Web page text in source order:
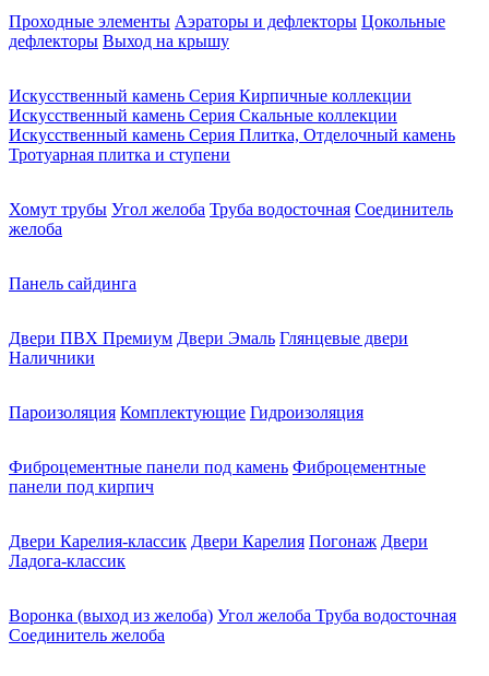
Проходные элементы Аэраторы и дефлекторы Цокольные
дефлекторы Выход на крышу
Искусственный камень Серия Кирпичные коллекции
Искусственный камень Серия Скальные коллекции
Искусственный камень Серия Плитка, Отделочный камень
Тротуарная плитка и ступени
Хомут трубы Угол желоба Труба водосточная Соединитель
желоба
Панель сайдинга
Двери ПВХ Премиум Двери Эмаль Глянцевые двери
Наличники
Пароизоляция Комплектующие Гидроизоляция
Фиброцементные панели под камень Фиброцементные
панели под кирпич
Двери Карелия-классик Двери Карелия Погонаж Двери
Ладога-классик
Воронка (выход из желоба) Угол желоба Труба водосточная
Соединитель желоба